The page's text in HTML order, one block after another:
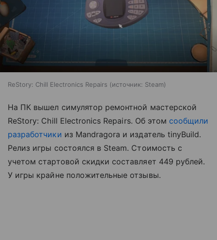
ReStory: Chill Electronics Repairs источник: Steam
На ПК вышел симулятор ремонтной мастерской
ReStory: Chill Electronics Repairs. Об этом сообщили
разработчики из Mandragora и издатель tinyBuild.
Релиз игры состоялся в Steam. Стоимость с
учетом стартовой скидки составляет 449 рублей.
У игры крайне положительные отзывы.